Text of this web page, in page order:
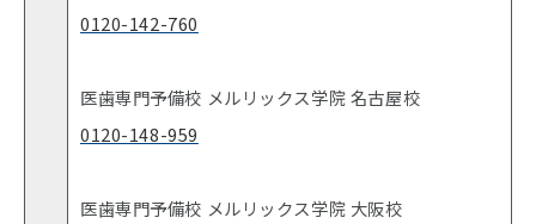
0120-142-760
医歯専門予備校 メルリックス学院 名古屋校
0120-148-959
医歯専門予備校 メルリックス学院 大阪校